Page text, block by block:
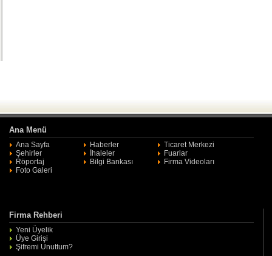
Ana Menü
Ana Sayfa Haberler
Ticaret Merkezi
Şehirler
İhaleler
Fuarlar
Röportaj
Bilgi Bankası
Firma Videoları
Foto Galeri
Firma Rehberi
Yeni Üyelik
Üye Girişi
Şifremi Unuttum?